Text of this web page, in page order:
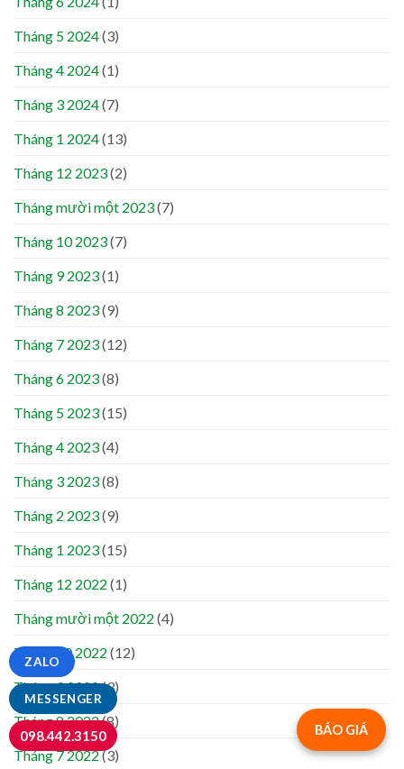
Tháng 5 2024(3)
Tháng 4 2024(1)
Tháng 3 2024(7)
Tháng 1 2024(13)
Tháng 12 2023(2)
Tháng mười một 2023(7)
Tháng 10 2023(7)
Tháng 9 2023(1)
Tháng 8 2023(9)
Tháng 7 2023(12)
Tháng 6 2023(8)
Tháng 5 2023(15)
Tháng 4 2023(4)
Tháng 3 2023(8)
Tháng 2 2023(9)
Tháng 1 2023(15)
Tháng 12 2022 (1)
Tháng mười một 2022 (4)
Tháng 10 2022 (12)
Tháng 9 2022(3)
Tháng 8 2022(8)
Tháng 7 2022(3)
BÁO GIÁ
MESSENGER
ZALO
098.442.3150